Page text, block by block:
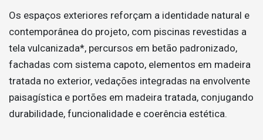
Os espaços exteriores reforçam a identidade natural e
contemporânea do projeto, com piscinas revestidas a
tela vulcanizada*, percursos em betão padronizado,
fachadas com sistema capoto, elementos em madeira
tratada no exterior, vedações integradas na envolvente
paisagística e portões em madeira tratada, conjugando
durabilidade, funcionalidade e coerência estética.